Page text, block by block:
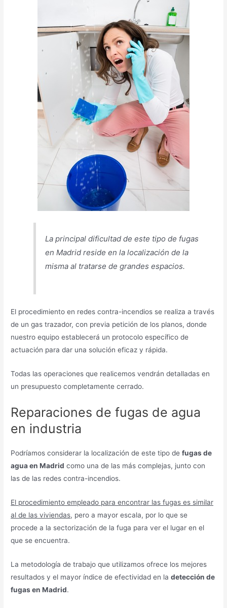
La principal dificultad de este tipo de fugas
en Madrid reside en la localización de la
misma al tratarse de grandes espacios.
El procedimiento en redes contra-incendios se realiza a través
de un gas trazador, con previa petición de los planos, donde
nuestro equipo establecerá un protocolo específico de
actuación para dar una solución eficaz y rápida.
Todas las operaciones que realicemos vendrán detalladas en
un presupuesto completamente cerrado.
Reparaciones de fugas de agua
en industria
Podríamos considerar la localización de este tipo defugas de
agua en Madrid como una de las más complejas, junto con
las de las redes contra-incendios.
El procedimiento empleado para encontrar las fugas es similar
al de las viviendas, pero a mayor escala, por lo que se
procede a la sectorización de la fuga para ver el lugar en el
que se encuentra.
La metodología de trabajo que utilizamos ofrece los mejores
resultados y el mayor índice de efectividad en ladetección de
fugas en Madrid.